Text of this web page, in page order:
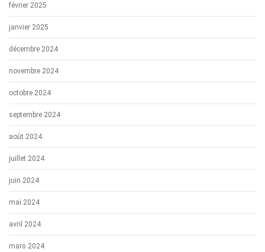
février 2025
janvier 2025
décembre 2024
novembre 2024
octobre 2024
septembre 2024
août 2024
juillet 2024
juin 2024
mai 2024
avril 2024
mars 2024